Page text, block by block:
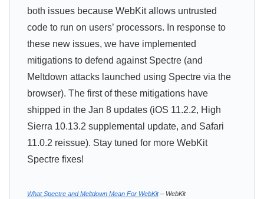
both issues because WebKit allows untrusted
code to run on users’ processors. In response to
these new issues, we have implemented
mitigations to defend against Spectre (and
Meltdown attacks launched using Spectre via the
browser). The first of these mitigations have
shipped in the Jan 8 updates (iOS 11.2.2, High
Sierra 10.13.2 supplemental update, and Safari
11.0.2 reissue). Stay tuned for more WebKit
Spectre fixes!
What Spectre and Meltdown Mean For WebKit– WebKit